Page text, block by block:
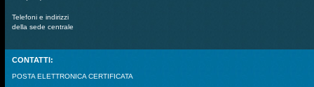
Telefoni e indirizzi
della sede centrale
CONTATTI:
POSTA ELETTRONICA CERTIFICATA